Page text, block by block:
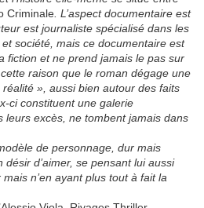
Criminale . L’aspect documentaire est
est journaliste spécialisé dans les
société, mais ce documentaire est
fiction et ne prend jamais le pas sur
raison que le roman dégage une
», aussi bien autour des faits
ci constituent une galerie
leurs excès, ne tombent jamais dans
de personnage, dur mais
d’aimer, se pensant lui aussi
n’en ayant plus tout à fait la